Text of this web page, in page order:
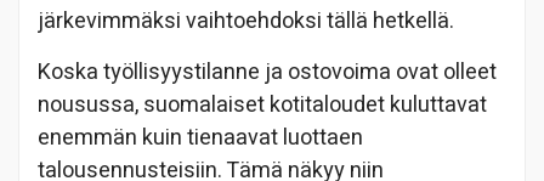
järkevimmäksi vaihtoehdoksi tällä hetkellä.
Koska työllisyystilanne ja ostovoima ovat olleet
nousussa, suomalaiset kotitaloudet kuluttavat
enemmän kuin tienaavat luottaen
talousennusteisiin. Tämä näkyy niin